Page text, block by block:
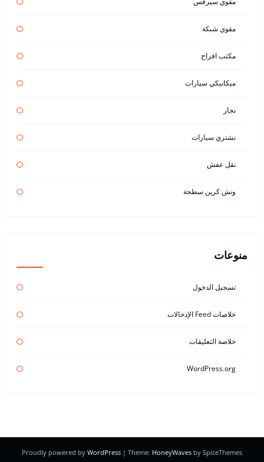
مقوي شبكة
مكتب افراح
ميكانيكي سيارات
نجار
نشتري سيارات
نقل عفش
ونش كرين سطحة
منوعات
تسجيل الدخول
خلاصات Feed الإدخالات
خلاصة التعليقات
WordPress.org
Proudly powered by WordPress | Theme: HoneyWaves by SpiceThemes